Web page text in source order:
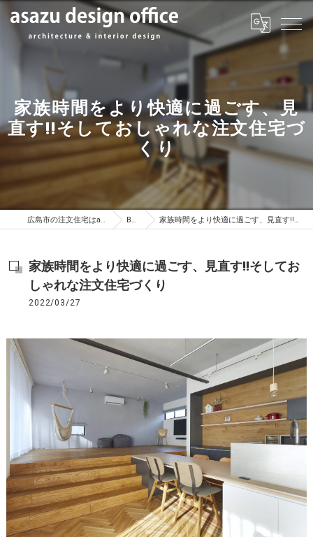
家族時間をより快適に過ごす、見
直す!!そしておしゃれな注文住宅づ
くり
広島市の注文住宅はasazu design office BLOG 家族時間をより快適に過ごす、見直す!!そしておしゃれな注文住宅づくり
家族時間をより快適に過ごす、見直す!!そしてお
しゃれな注文住宅づくり
2022/03/27